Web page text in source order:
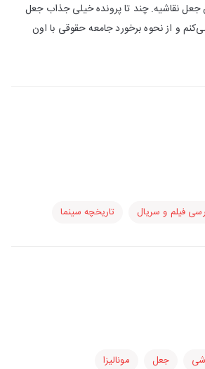
نقاشيه. چند تا پرونده خيلی جذاب جعل
و از نحوه برخورد جامعه حقوقی با اون
فیلم و سریال تاریخچه سینما
جعل مونالیزا